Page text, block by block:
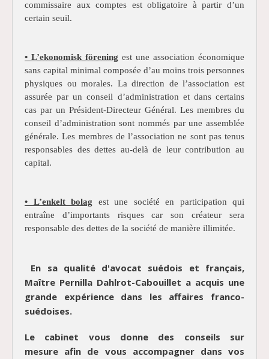
commissaire aux comptes est obligatoire à partir d’un
certain seuil.
• L’ekonomisk förening est une association économique
sans capital minimal composée d’au moins trois personnes
physiques ou morales. La direction de l’association est
assurée par un conseil d’administration et dans certains
cas par un Président-Directeur Général. Les membres du
conseil d’administration sont nommés par une assemblée
générale. Les membres de l’association ne sont pas tenus
responsables des dettes au-delà de leur contribution au
capital.
• L’enkelt bolag est une société en participation qui
entraîne d’importants risques car son créateur sera
responsable des dettes de la société de manière illimitée.
En sa qualité d'avocat suédois et français,
Maître Pernilla Dahlrot-Cabouillet a acquis une
grande expérience dans les affaires franco-
suédoises.
Le cabinet vous donne des conseils sur
mesure afin de vous accompagner dans vos